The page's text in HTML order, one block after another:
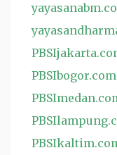
PBSIbogor.com